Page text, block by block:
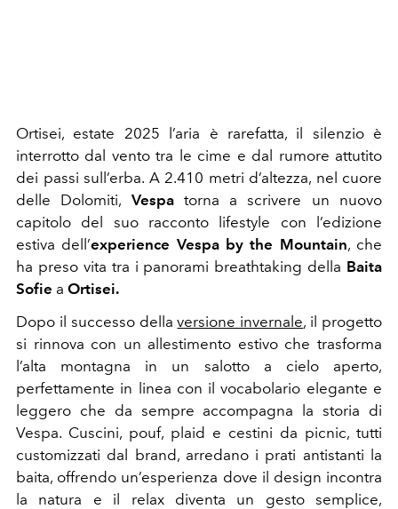
Ortisei, estate 2025 l’aria è rarefatta, il silenzio è
interrotto dal vento tra le cime e dal rumore attutito
dei passi sull’erba. A 2.410 metri d’altezza, nel cuore
delle Dolomiti, Vespatorna a scrivere un nuovo
capitolo del suo racconto lifestyle con l’edizione
estiva dell’experience Vespa by the Mountain, che
ha preso vita tra i panorami breathtaking della Baita
Sofie a Ortisei.
Dopo il successo dellaversione invernale, il progetto
si rinnova con un allestimento estivo che trasforma
l’alta montagna in un salotto a cielo aperto,
perfettamente in linea con il vocabolario elegante e
leggero che da sempre accompagna la storia di
Vespa. Cuscini, pouf, plaid e cestini da picnic, tutti
customizzati dal brand, arredano i prati antistanti la
baita, offrendo un’esperienza dove il design incontra
la natura e il relax diventa un gesto semplice,